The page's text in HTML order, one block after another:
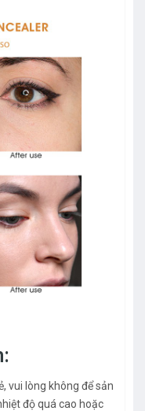
vui lòng không để sản
độ quá cao hoặc